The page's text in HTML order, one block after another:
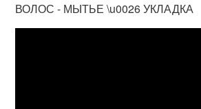
ВОЛОС - МЫТЬЕ \u0026 УКЛАДКА